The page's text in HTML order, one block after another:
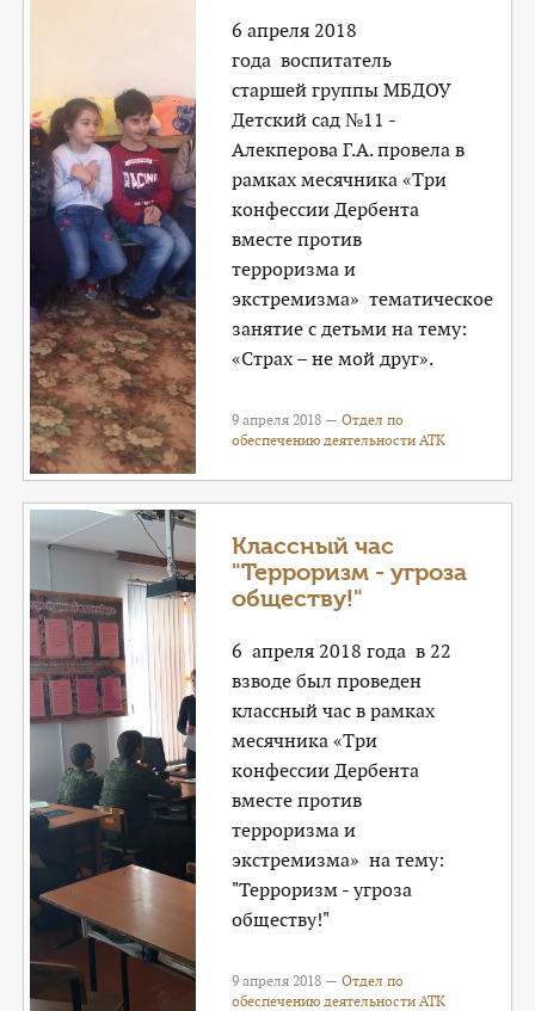
6 апреля 2018
года воспитатель
старшей группы МБДОУ
Детский сад №11 -
Алекперова Г.А. провела в
рамках месячника «Три
конфессии Дербента
вместе против
терроризма и
экстремизма» тематическое
занятие с детьми на тему:
«Страх – не мой друг».
9 апреля 2018 —Отдел по
обеспечению деятельности АТК
Классный час
"Терроризм - угроза
обществу!"
6 апреля 2018 года в 22
взводе был проведен
классный час в рамках
месячника «Три
конфессии Дербента
вместе против
терроризма и
экстремизма» на тему:
"Терроризм - угроза
обществу!"
9 апреля 2018 —Отдел по
обеспечению деятельности АТК